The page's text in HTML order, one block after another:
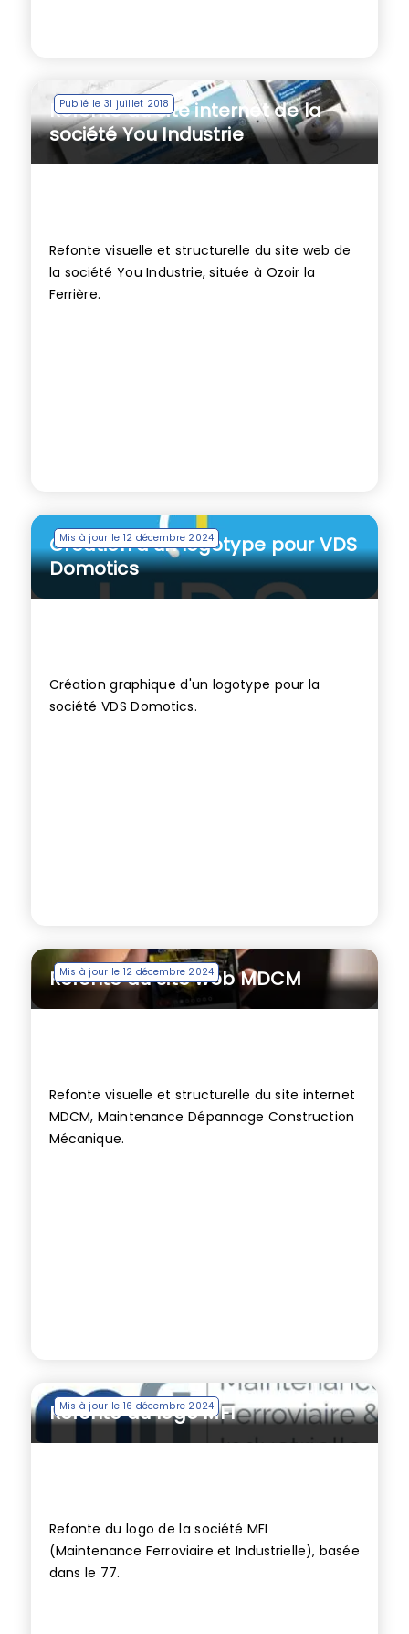
Publié le 31 juillet 2018
Refonte du site internet de la
société You Industrie
Refonte visuelle et structurelle du site web de
la société You Industrie, située à Ozoir la
Ferrière.
Mis à jour le 12 décembre 2024
Création d’un logotype pour VDS
Domotics
Création graphique d'un logotype pour la
société VDS Domotics.
Mis à jour le 12 décembre 2024
Refonte du site web MDCM
Refonte visuelle et structurelle du site internet
MDCM, Maintenance Dépannage Construction
Mécanique.
Mis à jour le 16 décembre 2024
Refonte du logo MFI
Refonte du logo de la société MFI
(Maintenance Ferroviaire et Industrielle), basée
dans le 77.